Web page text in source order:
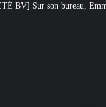
a posé le livre d’un